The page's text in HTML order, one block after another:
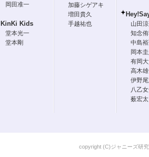
岡田准一
KinKi Kids
堂本光一
堂本剛
加藤シゲアキ
増田貴久
手越祐也
山田
知念
中島
岡本圭
有岡
高木
伊野
八乙
薮宏太
copyright (C)ジャニーズ研